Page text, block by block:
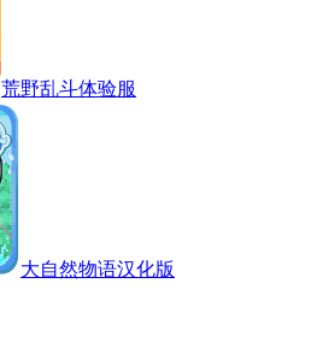
荒野乱斗体验服
大自然物语汉化版